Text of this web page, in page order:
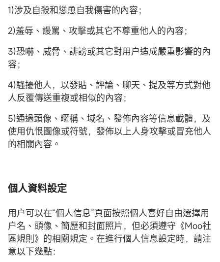
1)涉及自殺和慫恿自我傷害的內容；
2)羞辱、謾罵、攻擊或其它不尊重他人的內容；
3)恐嚇、威脅、誹謗或其它對用户造成嚴重影響的內
容；
4)騷擾他人，以發貼、評論、聊天、提及等方式對他
人反覆傳送重複或相似的內容；
5)通過頭像、暱稱、域名、發佈內容等信息載體，及
使用仇恨圖像或符號，發佈以上人身攻擊或冒充他人
的相關內容。
個人資料設定
用户可以在“個人信息”頁面按照個人喜好自由選擇用
户名、頭像、簡歷和封面照片，但必須遵守《Moo社
區規則》的相關規定。在進行個人信息設定時，請注
意以下幾點：